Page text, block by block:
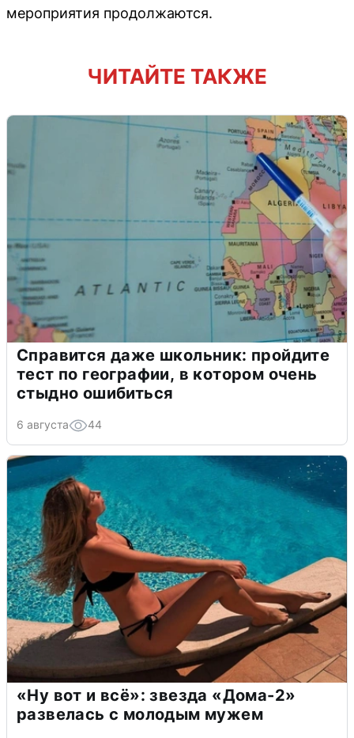
мероприятия продолжаются.
ЧИТАЙТЕ ТАКЖЕ
Справится даже школьник: пройдите
тест по географии, в котором очень
стыдно ошибиться
6 августа 44
«Ну вот и всё»: звезда «Дома-2»
развелась с молодым мужем